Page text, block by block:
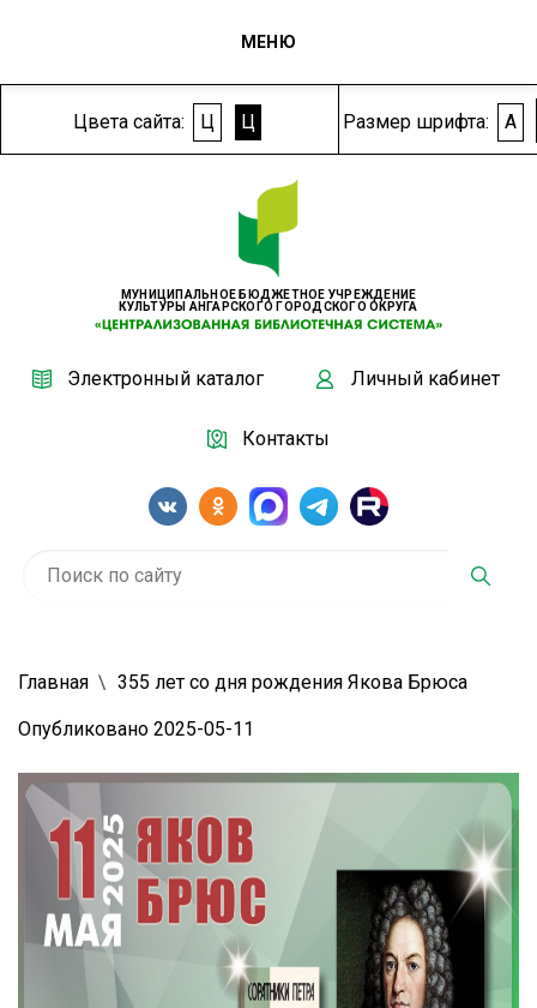
Цвета сайта: Ц Ц Размер шрифта: A
МУНИЦИПАЛЬНОЕ БЮДЖЕТНОЕ УЧРЕЖДЕНИЕ
КУЛЬТУРЫ АНГАРСКОГО ГОРОДСКОГО ОКРУГА
Электронный каталог Личный кабинет
Контакты
МЕНЮ
Главная 355 лет со дня рождения Якова Брюса
Опубликовано 2025-05-11